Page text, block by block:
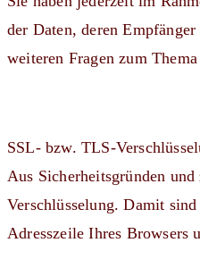
der Daten, deren
weiteren Fragen zum
SSL- bzw. TLS-
Aus Sicherheitsgründen
Verschlüsselung. Damit
Adresszeile Ihres Browsers